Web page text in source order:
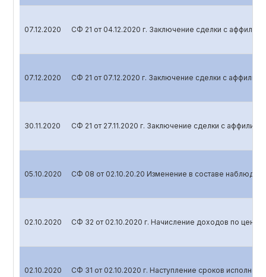
07.12.2020 СФ 21 от 04.12.2020 г. Заключение сделки с
07.12.2020 СФ 21 от 07.12.2020 г. Заключение сделки с
30.11.2020 СФ 21 от 27.11.2020 г. Заключение сделки с
05.10.2020 СФ 08 от 02.10.20.20 Изменение в составе
02.10.2020 СФ 32 от 02.10.2020 г. Начисление доходов по
02.10.2020 СФ 31 от 02.10.2020 г. Наступление сроков